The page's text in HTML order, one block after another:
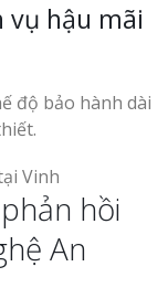
vụ hậu mãi
độ bảo hành dài
hồi
An